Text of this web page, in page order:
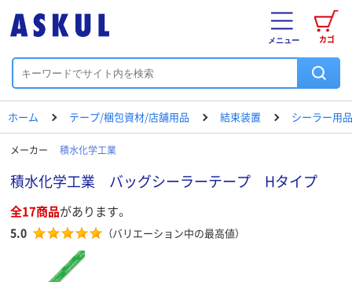
カゴ
メニュー
ホーム テープ/梱包資材/店舗用品 結束装置 シーラー用品
メーカー 積水化学工業
積水化学工業 バッグシーラーテープ Hタイプ
全17商品があります。
5.0 （バリエーション中の最高値）